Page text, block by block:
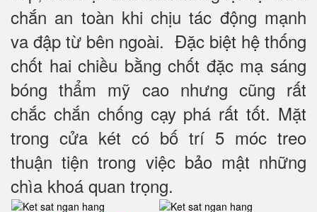
chắn an toàn khi chịu tác động mạnh
va đập từ bên ngoài. Đặc biệt hệ thống
chốt hai chiều bằng chốt đặc mạ sáng
bóng thẩm mỹ cao nhưng cũng rất
chắc chắn chống cạy phá rất tốt. Mặt
trong cửa két có bố trí 5 móc treo
thuận tiện trong việc bảo mật những
chìa khoá quan trọng.